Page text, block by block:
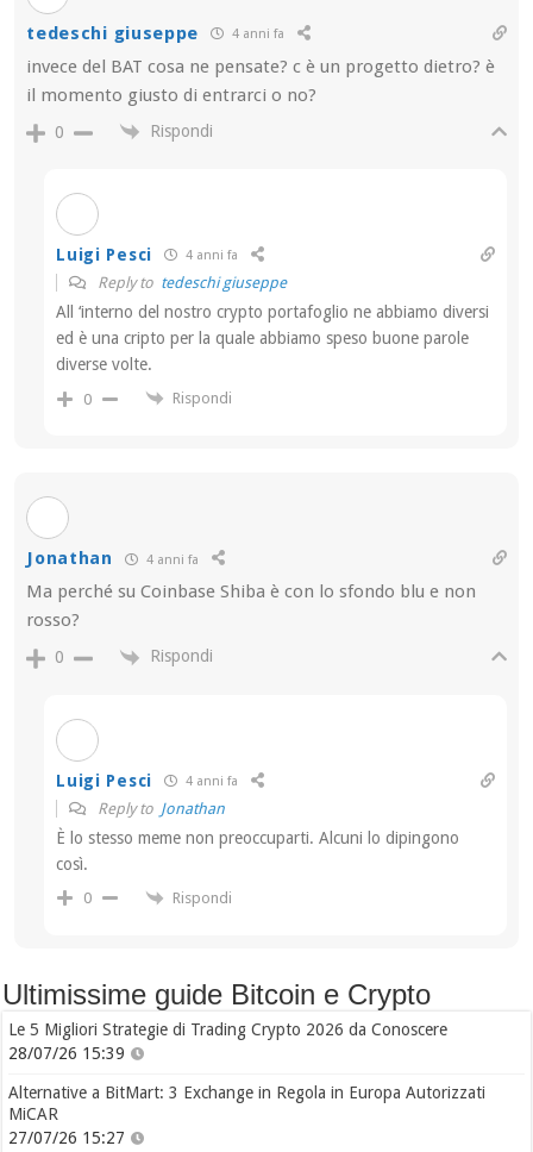
tedeschi giuseppe 4 anni fa
invece del BAT cosa ne pensate? c è un progetto dietro? è
il momento giusto di entrarci o no?
0 Rispondi
Luigi Pesci 4 anni fa
Reply to tedeschi giuseppe
All ‘interno del nostro crypto portafoglio ne abbiamo diversi
ed è una cripto per la quale abbiamo speso buone parole
diverse volte.
0 Rispondi
Jonathan 4 anni fa
Ma perché su Coinbase Shiba è con lo sfondo blu e non
rosso?
0 Rispondi
Luigi Pesci 4 anni fa
Reply to Jonathan
È lo stesso meme non preoccuparti. Alcuni lo dipingono
così.
0 Rispondi
Ultimissime guide Bitcoin e Crypto
Le 5 Migliori Strategie di Trading Crypto 2026 da Conoscere
28/07/26 15:39
Alternative a BitMart: 3 Exchange in Regola in Europa Autorizzati
MiCAR
27/07/26 15:27